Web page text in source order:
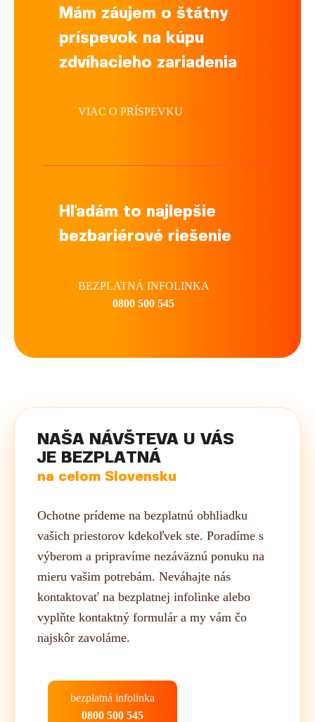
Mám záujem o štátny
príspevok na kúpu
zdvíhacieho zariadenia
VIAC O PRÍSPEVKU
Hľadám to najlepšie
bezbariérové riešenie
BEZPLATNÁ INFOLINKA
0800 500 545
NAŠA NÁVŠTEVA U VÁS
JE BEZPLATNÁ
na celom Slovensku
Ochotne prídeme na bezplatnú obhliadku
vašich priestorov kdekoľvek ste. Poradíme s
výberom a pripravíme nezáväznú ponuku na
mieru vašim potrebám. Neváhajte nás
kontaktovať na bezplatnej infolinke alebo
vyplňte kontaktný formulár a my vám čo
najskôr zavoláme.
bezplatná infolinka
0800 500 545